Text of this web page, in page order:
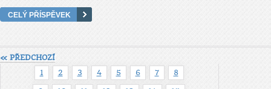
CELÝ PŘÍSPĚVEK
« PŘEDCHOZÍ
1
2 3 4 5 6 7 8